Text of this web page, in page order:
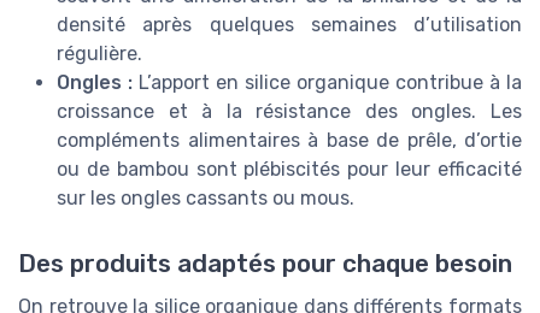
densité après quelques semaines d’utilisation
régulière.
Ongles : L’apport en silice organique contribue à la
croissance et à la résistance des ongles. Les
compléments alimentaires à base de prêle, d’ortie
ou de bambou sont plébiscités pour leur efficacité
sur les ongles cassants ou mous.
Des produits adaptés pour chaque besoin
On retrouve la silice organique dans différents formats